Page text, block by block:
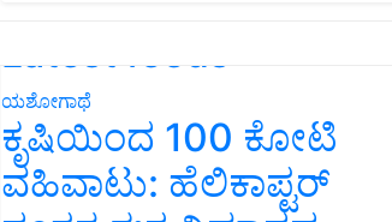
Latest feeds
ಯಶೋಗಾಥೆ
ಕೃಷಿಯಿಂದ 100 ಕೋಟಿ
ವಹಿವಾಟು: ಹೆಲಿಕಾಪ್ಟರ್